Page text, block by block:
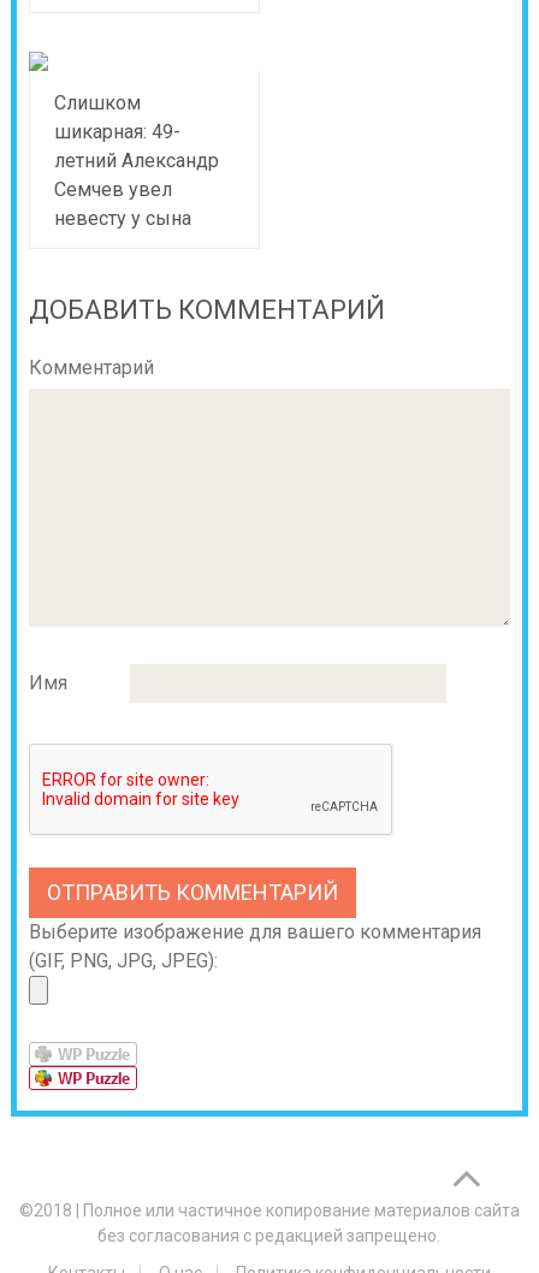
Слишком
шикарная: 49-
летний Александр
Семчев увел
невесту у сына
ДОБАВИТЬ КОММЕНТАРИЙ
Комментарий
Имя
Выберите изображение для вашего комментария
(GIF, PNG, JPG, JPEG):
©2018
Полное или частичное копирование материалов сайта
без согласования с редакцией запрещено.